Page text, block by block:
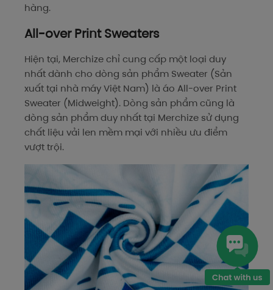
hàng.
All-over Print Sweaters
Hiện tại, Merchize chỉ cung cấp một loại duy
nhất dành cho dòng sản phẩm Sweater (Sản
xuất tại nhà máy Việt Nam) là áo All-over Print
Sweater (Midweight). Dòng sản phẩm cũng là
dòng sản phẩm duy nhất tại Merchize sử dụng
chất liệu vải len mềm mại với nhiều ưu điểm
vượt trội.